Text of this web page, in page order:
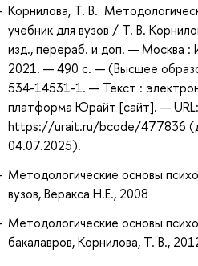
Корнилова, Т. В.
учебник для вузов / Т. В.
изд., перераб. и доп. — Москва :
2021. — 490 с. — (Высшее
534-14531-1. — Текст :
платформа Юрайт [сайт]. — URL:
https://urait.ru/bcode/477836
04.07.2025).
Методологические основы
вузов, Веракса Н.Е., 2008
Методологические основы
бакалавров, Корнилова, Т. В.,